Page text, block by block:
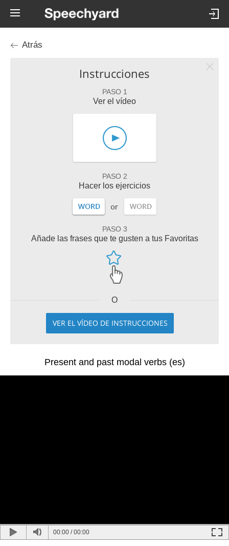
Atrás
Instrucciones
PASO 1
Ver el vídeo
PASO 2
Hacer los ejercicios
PASO 3
Añade las frases que te gusten a tus Favoritas
O
VER EL VÍDEO DE INSTRUCCIONES
Present and past modal verbs (es)
00:00 /00:00